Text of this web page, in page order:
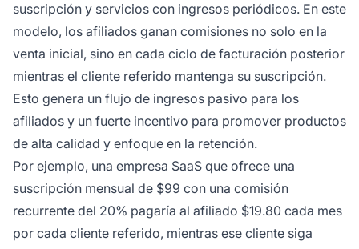
suscripción y servicios con ingresos periódicos. En este
modelo, los afiliados ganan comisiones no solo en la
venta inicial, sino en cada ciclo de facturación posterior
mientras el cliente referido mantenga su suscripción.
Esto genera un flujo de ingresos pasivo para los
afiliados y un fuerte incentivo para promover productos
de alta calidad y enfoque en la retención.
Por ejemplo, una empresa SaaS que ofrece una
suscripción mensual de $99 con una comisión
recurrente del 20% pagaría al afiliado $19.80 cada mes
por cada cliente referido, mientras ese cliente siga